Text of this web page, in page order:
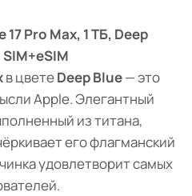
Pro Max, 1 ТБ, Deep
в цветеDeep Blue— это
Apple. Элегантный
из титана,
его флагманский
удовлетворит самых